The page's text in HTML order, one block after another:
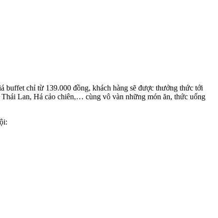
chỉ từ 139.000 đồng, khách hàng sẽ được thưởng thức tới
Lan, Há cảo chiên,… cùng vô vàn những món ăn, thức uống